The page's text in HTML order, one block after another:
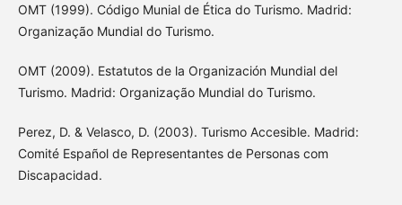
OMT (1999). Código Munial de Ética do Turismo. Madrid:
Organização Mundial do Turismo.
OMT (2009). Estatutos de la Organización Mundial del
Turismo. Madrid: Organização Mundial do Turismo.
Perez, D. & Velasco, D. (2003). Turismo Accesible. Madrid:
Comité Español de Representantes de Personas com
Discapacidad.